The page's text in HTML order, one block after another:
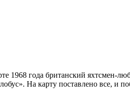
1968 года британский яхтсмен-
На карту поставлено все, и